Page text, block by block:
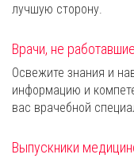
лучшую сторону.
Врачи, не
Освежите знания и
информацию и
вас врачебной
Выпускники